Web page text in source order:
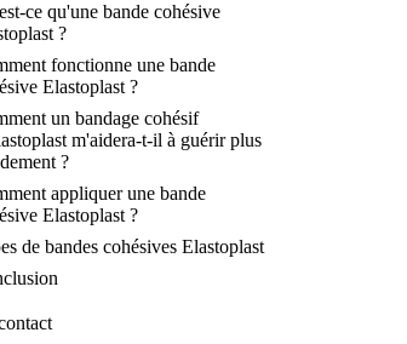
ce qu'une bande cohésive
?
fonctionne une bande
Elastoplast ?
un bandage cohésif
m'aidera-t-il à guérir plus
?
appliquer une bande
Elastoplast ?
de bandes cohésives Elastoplast